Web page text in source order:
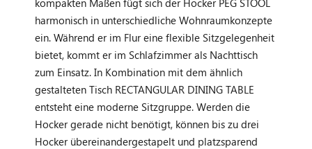
harmonisch in unterschiedliche Wohnraumkonzepte
ein. Während er im Flur eine flexible Sitzgelegenheit
bietet, kommt er im Schlafzimmer als Nachttisch
zum Einsatz. In Kombination mit dem ähnlich
gestalteten Tisch RECTANGULAR DINING TABLE
entsteht eine moderne Sitzgruppe. Werden die
Hocker gerade nicht benötigt, können bis zu drei
Hocker übereinandergestapelt und platzsparend